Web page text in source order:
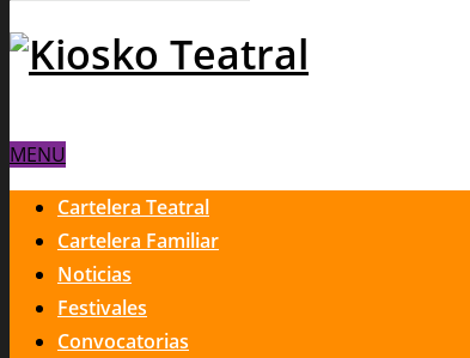
MENU
Cartelera Teatral
Cartelera Familiar
Noticias
Festivales
Convocatorias